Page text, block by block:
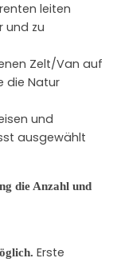
leiten
und zu
Zelt/Van auf
die Natur
und
ausgewählt
die Anzahl und
Erste